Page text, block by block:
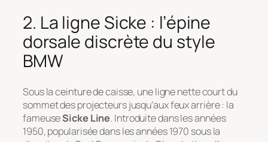
2. La ligne Sicke : l’épine
dorsale discrète du style
BMW
Sous la ceinture de caisse, une ligne nette court du
sommet des projecteurs jusqu’aux feux arrière : la
fameuseSicke Line. Introduite dans les années
1950, popularisée dans les années 1970 sous la